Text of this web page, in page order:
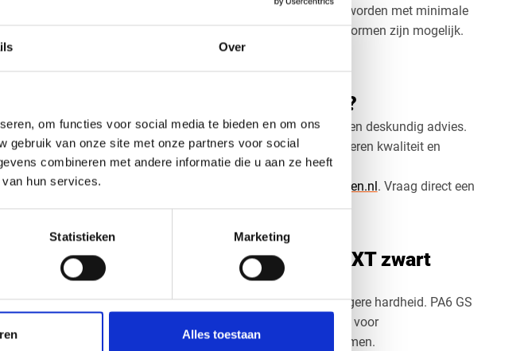
Over
om functies voor social media te bieden en om ons
gebruik van onze site met onze partners voor social
combineren met andere informatie die u aan ze heeft
hun services.
Statistieken Marketing
Alles toestaan
De platen zijn leverbaar in diktes van 1 mm t/m 16 mm en worden met minimale
toleranties geleverd. Ook gaten, uitsparingen en complexe vormen zijn mogelijk.
Zoekt u een alternatief? Bekijk dan ook onze
PA6 Nylon XT platen zwart bestellen?
Bij Vos Kunststoffen kiest u voor maatwerk, snelle levering en deskundig advies.
Of het nu gaat om één plaat of een serie onderdelen: wij leveren kwaliteit en
precisie.
Bel ons via0416 75 02 55 info@voskunststoffen.nl. Vraag direct een
offerte aan voor uw PA6 XT zwart op maat!
Veelgestelde vragen over PA6 Nylon XT zwart
Wat is het verschil tussen PA6 XT en PA6 GS?
PA6 XT is geëxtrudeerd nylon, met een fijne structuur en hogere hardheid. PA6 GS
is gegoten en heeft minder interne spanningen. XT is ideaal voor
standaardtoepassingen, GS voor grotere of complexere vormen.